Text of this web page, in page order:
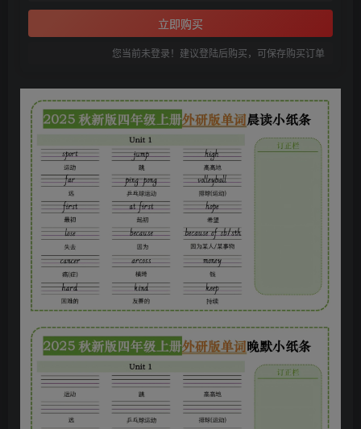
立即购买
您当前未登录！建议登陆后购买，可保存购买订单